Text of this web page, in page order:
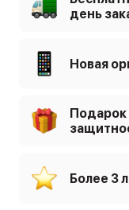
день
Новая
Подарок
Более 3